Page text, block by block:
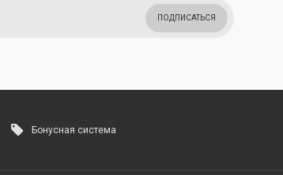
ПОДПИСАТЬСЯ
Бонусная система